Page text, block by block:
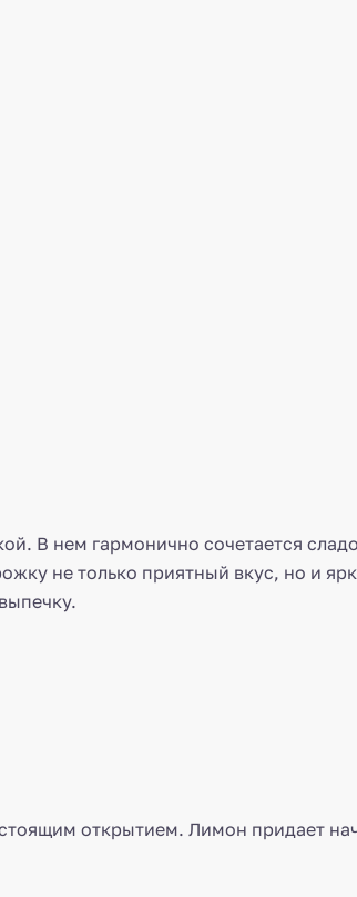
В нем гармонично сочетается
не только приятный вкус, но и
открытием. Лимон придает